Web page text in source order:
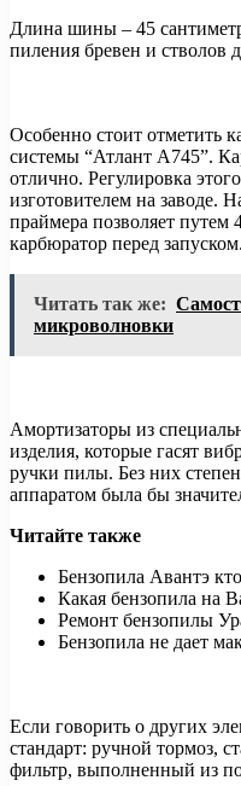
Длина шины – 45
пиления бревен и стволов
Особенно стоит отметить
системы “Атлант А745”.
отлично. Регулировка
изготовителем на заводе.
праймера позволяет путем
карбюратор перед запуском.
Читать так же:
микроволновки
Амортизаторы из
изделия, которые гасят
ручки пилы. Без них
аппаратом была бы
Читайте также
Бензопила Авантэ
Какая бензопила на
Ремонт бензопилы
Бензопила не дает
Если говорить о других
стандарт: ручной тормоз,
фильтр, выполненный из